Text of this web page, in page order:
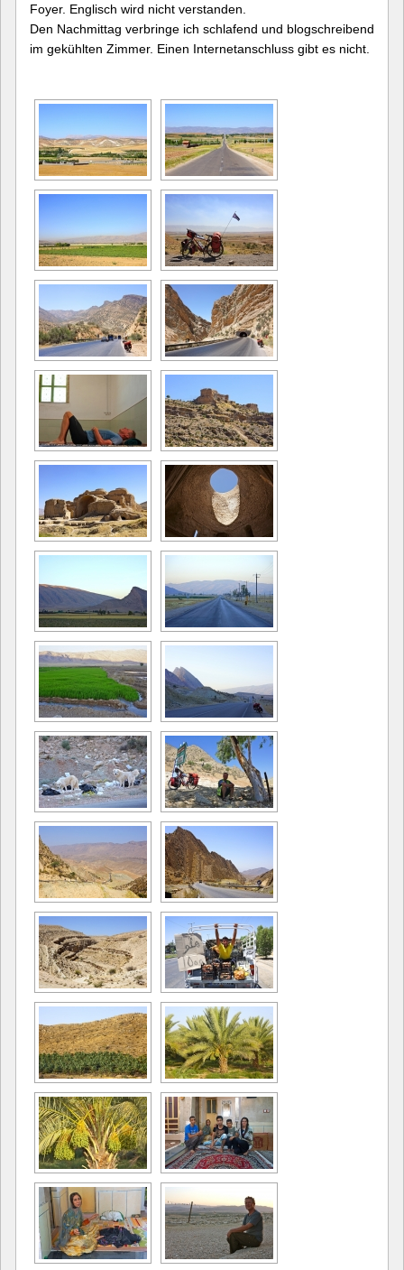
Foyer. Englisch wird nicht verstanden.
Den Nachmittag verbringe ich schlafend und blogschreibend
im gekühlten Zimmer. Einen Internetanschluss gibt es nicht.